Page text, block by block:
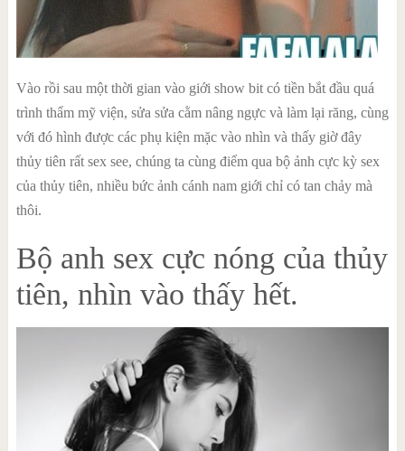
Vào rồi sau một thời gian vào giới show bit có tiền bắt đầu quá
trình thẩm mỹ viện, sửa sửa cằm nâng ngực và làm lại răng, cùng
với đó hình được các phụ kiện mặc vào nhìn và thấy giờ đây
thủy tiên rất sex see, chúng ta cùng điểm qua bộ ảnh cực kỳ sex
của thủy tiên, nhiều bức ảnh cánh nam giới chỉ có tan chảy mà
thôi.
Bộ anh sex cực nóng của thủy
tiên, nhìn vào thấy hết.